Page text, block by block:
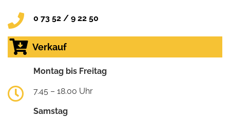
0 73 52 / 9 22 50
Verkauf
Montag bis Freitag
7.45 – 18.00 Uhr
Samstag